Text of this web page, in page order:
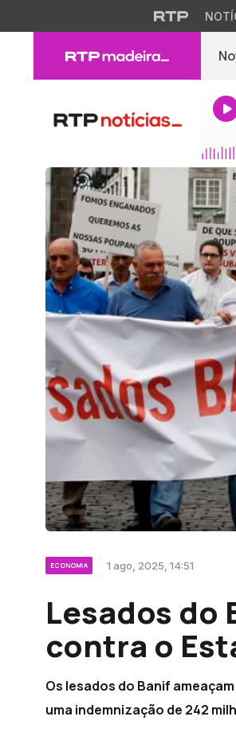
ECONOMIA 1 ago, 2025, 14:51
Lesados do
contra o
Os lesados do Banif
uma indemnização de 242